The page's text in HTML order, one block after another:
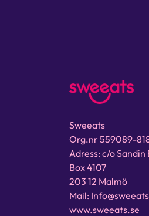
Sweeats
Org.nr 559089-
Adress: c/o
Box 4107
203 12 Malmö
Mail:
www.sweeats.se